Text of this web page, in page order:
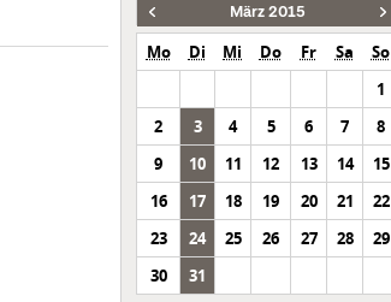
März 2015
Mo Di Mi Do Fr Sa
So
1
2
3 4 5 6 7
8
9
10 11 12 13 14
15
16
17 18 19 20 21
22
23
24 25 26 27 28
29
30
31